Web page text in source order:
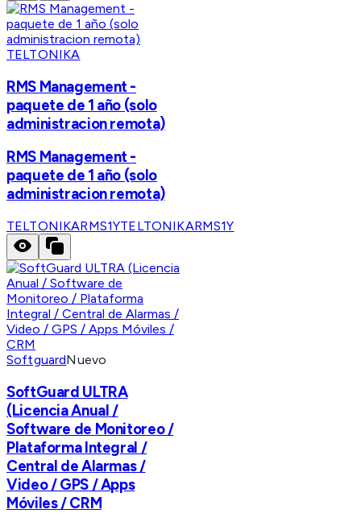
TELTONIKA
RMS Management -
paquete de 1 año (solo
administracion remota)
RMS Management -
paquete de 1 año (solo
administracion remota)
TELTONIKARMS1YTELTONIKARMS1Y
SoftguardNuevo
SoftGuard ULTRA
(Licencia Anual /
Software de Monitoreo /
Plataforma Integral /
Central de Alarmas /
Video / GPS / Apps
Móviles / CRM